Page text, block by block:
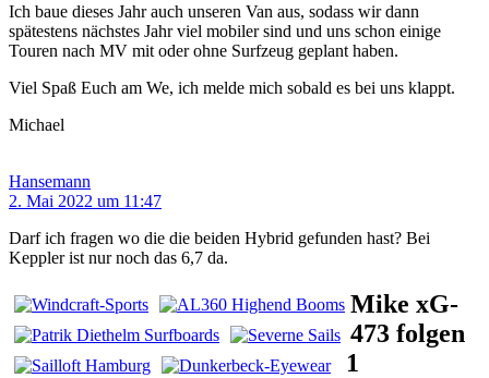
Ich baue dieses Jahr auch unseren Van aus, sodass wir dann
spätestens nächstes Jahr viel mobiler sind und uns schon einige
Touren nach MV mit oder ohne Surfzeug geplant haben.
Viel Spaß Euch am We, ich melde mich sobald es bei uns klappt.
Michael
Hansemann
2. Mai 2022 um 11:47
Darf ich fragen wo die die beiden Hybrid gefunden hast? Bei
Keppler ist nur noch das 6,7 da.
Mike xG-
473 folgen
1